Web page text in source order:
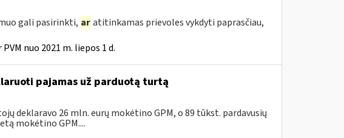
gali pasirinkti, ar atitinkamas prievoles vykdyti paprasčiau,
nuo 2021 m. liepos 1 d.
pajamas už parduotą turtą
deklaravo 26 mln. eurų mokėtino GPM, o 89 tūkst. pardavusių
mokėtino GPM....